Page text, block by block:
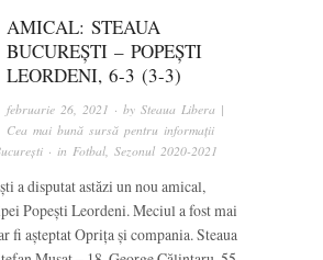
AMICAL: STEAUA
BUCUREȘTI – POPEȘTI
LEORDENI, 6-3 (3-3)
februarie 26, 2021 · bySteaua Libera |
Cea mai bună sursă pentru informații
· in Fotbal, Sezonul 2020-2021
a disputat astăzi un nou amical,
Popești Leordeni. Meciul a fost mai
fi așteptat Oprița și compania. Steaua